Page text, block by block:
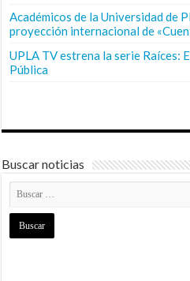
Académicos de la Universidad de
proyección internacional de
UPLA TV estrena la serie Raíces:
Pública
Buscar noticias